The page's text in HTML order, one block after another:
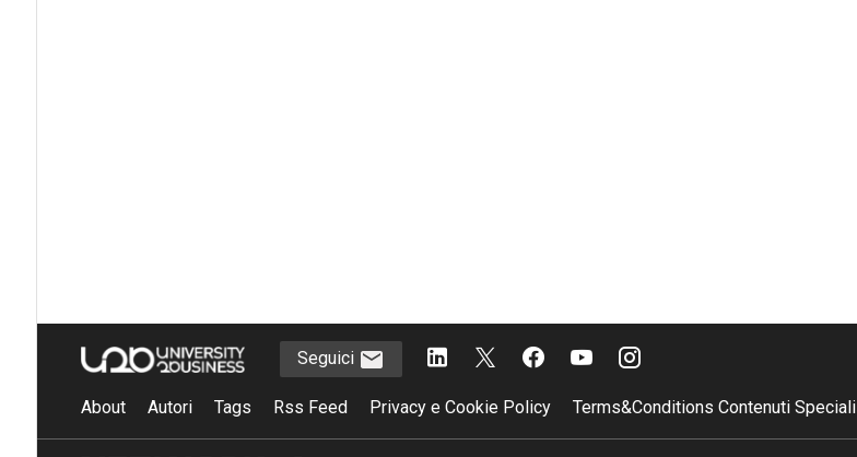
Seguici
About Autori Tags Rss Feed Privacy e Cookie Policy Terms&Conditions Contenuti